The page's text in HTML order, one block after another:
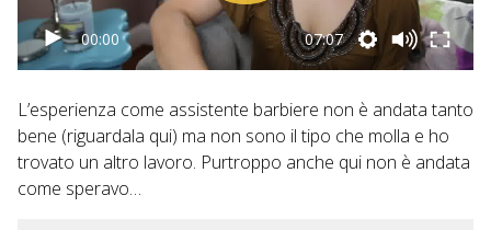
00:00 07:07
L’esperienza come assistente barbiere non è andata tanto
bene (riguardala qui) ma non sono il tipo che molla e ho
trovato un altro lavoro. Purtroppo anche qui non è andata
come speravo…